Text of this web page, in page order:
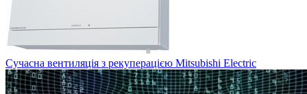
Сучасна вентиляція з рекуперацією Mitsubishi Electric